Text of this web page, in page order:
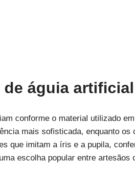
águia artificial
conforme o material utilizado
mais sofisticada, enquanto
que imitam a íris e a pupila,
escolha popular entre artesãos